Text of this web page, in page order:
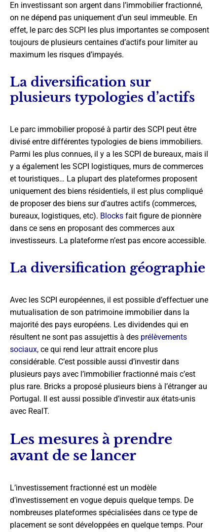
En investissant son argent dans l’immobilier fractionné,
on ne dépend pas uniquement d’un seul immeuble. En
effet, le parc des SCPI les plus importantes se composent
toujours de plusieurs centaines d’actifs pour limiter au
maximum les risques d’impayés.
La diversification sur
plusieurs typologies d’actifs
Le parc immobilier proposé à partir des SCPI peut être
divisé entre différentes typologies de biens immobiliers.
Parmi les plus connues, il y a les SCPI de bureaux, mais il
y a également les SCPI logistiques, murs de commerces
et touristiques… La plupart des plateformes proposent
uniquement des biens résidentiels, il est plus compliqué
de proposer des biens sur d’autres actifs (commerces,
bureaux, logistiques, etc). Blocks fait figure de pionnère
dans ce sens en proposant des commerces aux
investisseurs. La plateforme n’est pas encore accessible.
La diversification géographie
Avec les SCPI européennes, il est possible d’effectuer une
mutualisation de son patrimoine immobilier dans la
majorité des pays européens. Les dividendes qui en
résultent ne sont pas assujettis à des prélèvements
sociaux, ce qui rend leur attrait encore plus
considérable. C’est possible aussi d’investir dans
plusieurs pays avec l’immobilier fractionné mais c’est
plus rare. Bricks a proposé plusieurs biens à l’étranger au
Portugal. Il est aussi possible d’investir aux états-unis
avec RealT.
Les mesures à prendre
avant de se lancer
L’investissement fractionné est un modèle
d’investissement en vogue depuis quelque temps. De
nombreuses plateformes spécialisées dans ce type de
placement se sont développées en quelque temps. Pour